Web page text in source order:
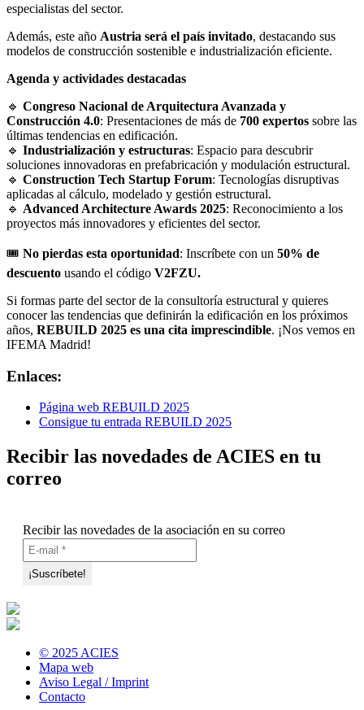
especialistas del sector.
Además, este año Austria será el país invitado, destacando sus
modelos de construcción sostenible e industrialización eficiente.
Agenda y actividades destacadas
🔹 Congreso Nacional de Arquitectura Avanzada y
Construcción 4.0: Presentaciones de más de 700 expertos sobre las
últimas tendencias en edificación.
🔹 Industrialización y estructuras: Espacio para descubrir
soluciones innovadoras en prefabricación y modulación estructural.
🔹 Construction Tech Startup Forum: Tecnologías disruptivas
aplicadas al cálculo, modelado y gestión estructural.
🔹 Advanced Architecture Awards 2025: Reconocimiento a los
proyectos más innovadores y eficientes del sector.
🎟 No pierdas esta oportunidad: Inscríbete con un 50% de
descuento usando el código V2FZU.
Si formas parte del sector de la consultoría estructural y quieres
conocer las tendencias que definirán la edificación en los próximos
años, REBUILD 2025 es una cita imprescindible. ¡Nos vemos en
IFEMA Madrid!
Enlaces:
Página web REBUILD 2025
Consigue tu entrada REBUILD 2025
Recibir las novedades de ACIES en tu
correo
Recibir las novedades de la asociación en su correo
© 2025 ACIES
Mapa web
Aviso Legal / Imprint
Contacto